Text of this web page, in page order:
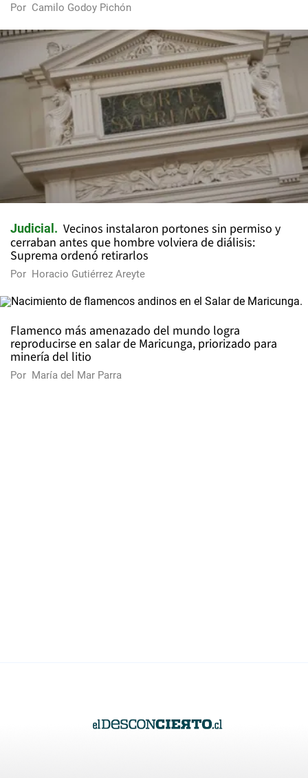
Por Camilo Godoy Pichón
Judicial
Vecinos instalaron portones sin permiso y
cerraban antes que hombre volviera de diálisis:
Suprema ordenó retirarlos
Por Horacio Gutiérrez Areyte
Flamenco más amenazado del mundo logra
reproducirse en salar de Maricunga, priorizado para
minería del litio
Por María del Mar Parra